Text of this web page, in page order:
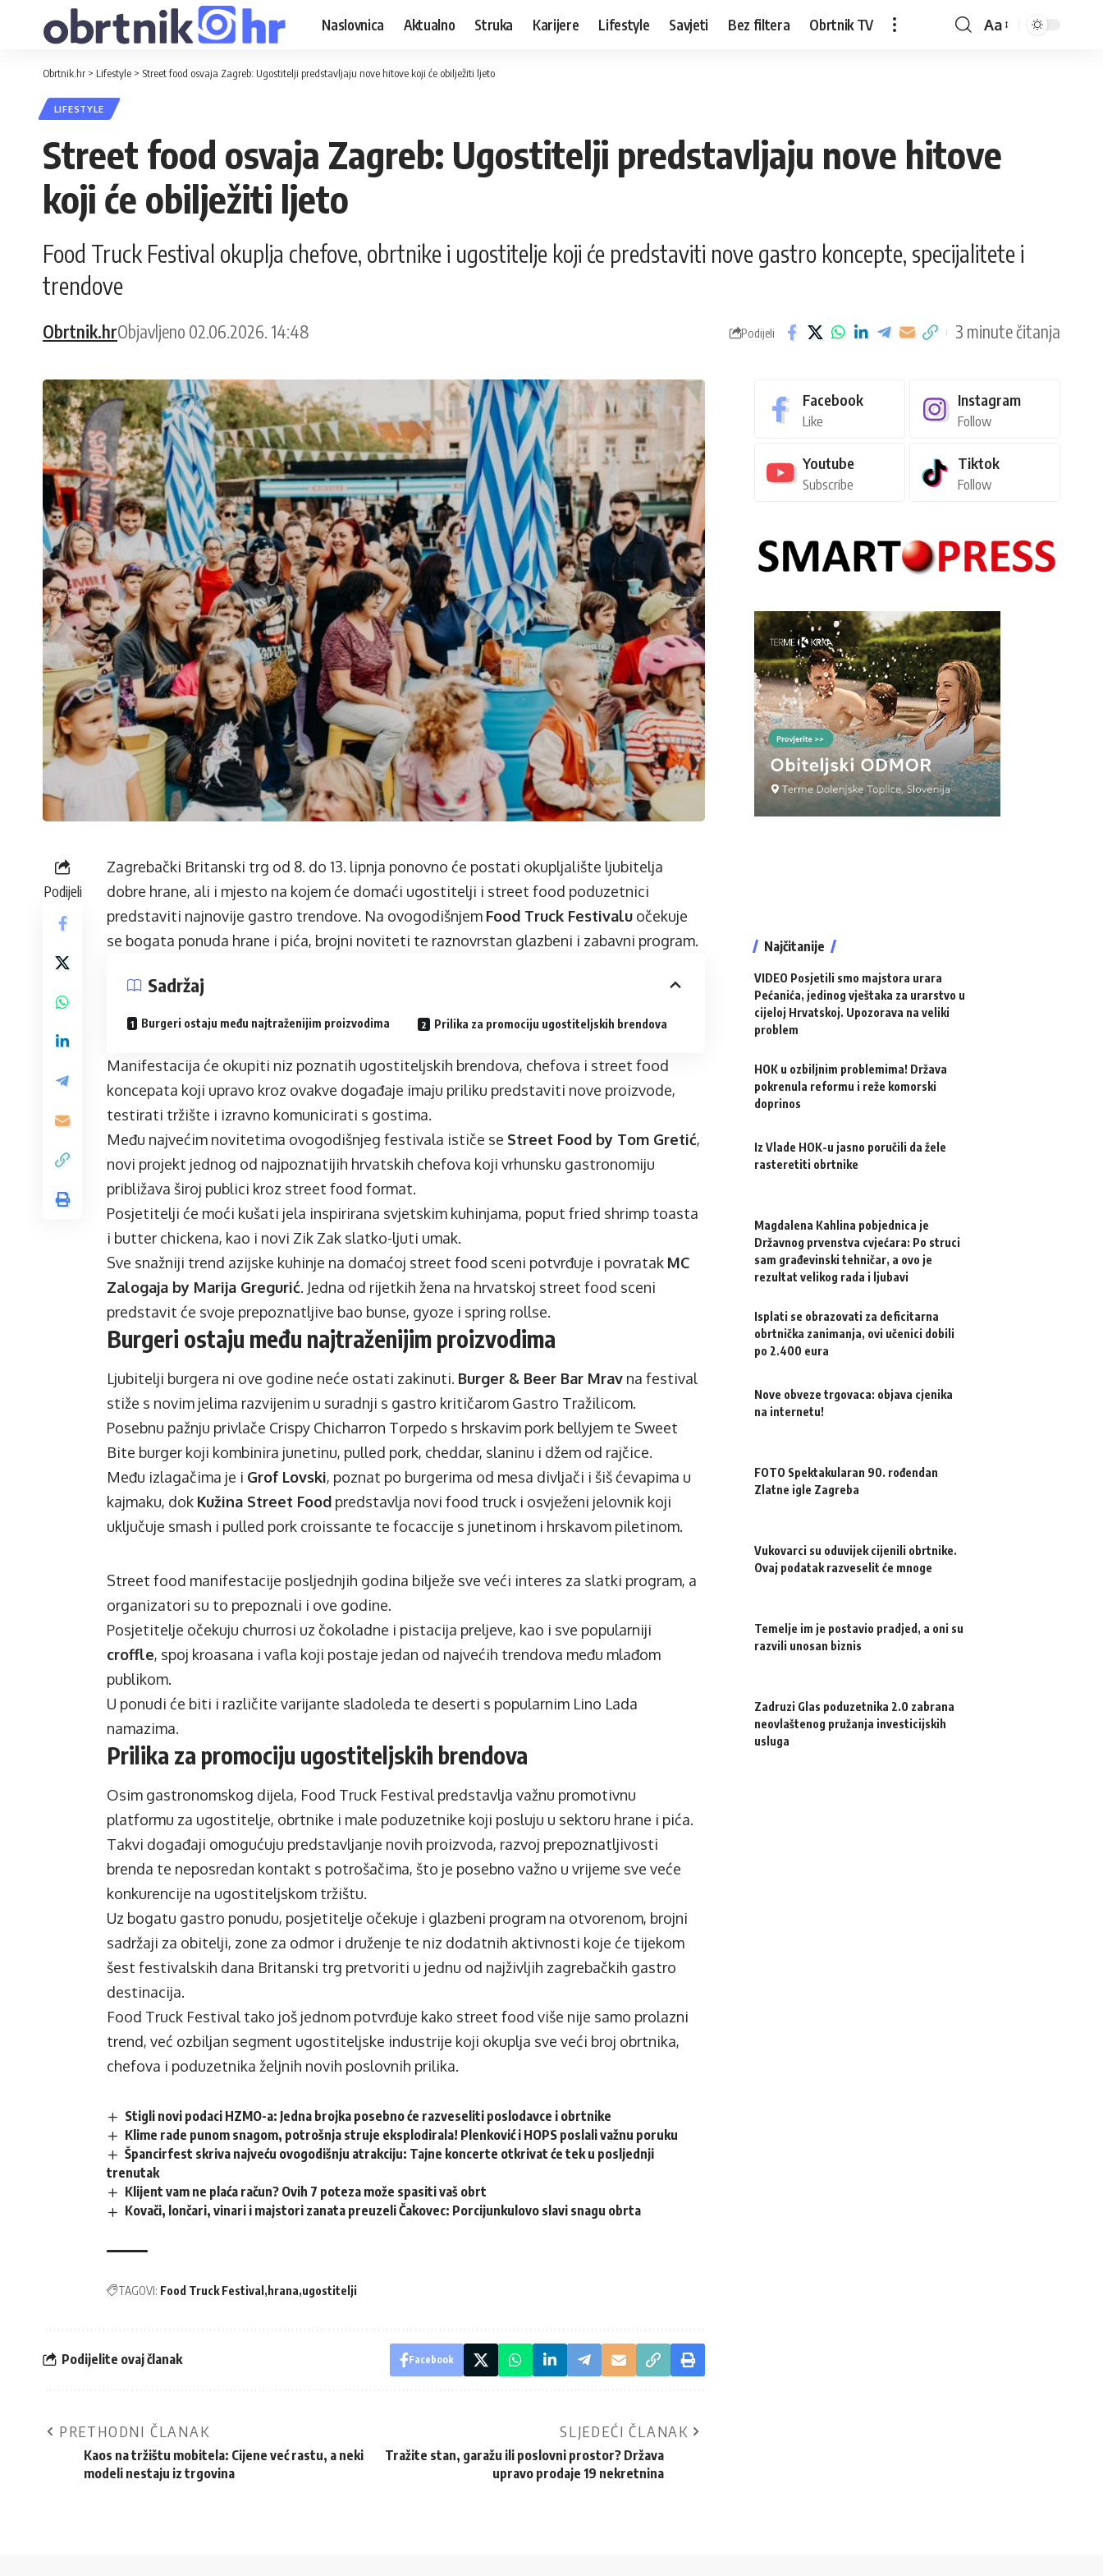
Naslovnica Aktualno Struka Karijere Lifestyle Savjeti Bez filtera Obrtnik TV Aa
Obrtnik.hr > Lifestyle > Street food osvaja Zagreb: Ugostitelji predstavljaju nove hitove koji će obilježiti ljeto
LIFESTYLE
Street food osvaja Zagreb: Ugostitelji predstavljaju nove hitove
koji će obilježiti ljeto
Food Truck Festival okuplja chefove, obrtnike i ugostitelje koji će predstaviti nove gastro koncepte, specijalitete i
trendove
Obrtnik.hrObjavljeno 02.06.2026. 14:48 Podijeli 3 minute čitanja
Podijeli
Zagrebački Britanski trg od 8. do 13. lipnja ponovno će postati okupljalište ljubitelja
dobre hrane, ali i mjesto na kojem će domaći ugostitelji i street food poduzetnici
predstaviti najnovije gastro trendove. Na ovogodišnjem Food Truck Festivalu očekuje
se bogata ponuda hrane i pića, brojni noviteti te raznovrstan glazbeni i zabavni program.
Sadržaj
Burgeri ostaju među najtraženijim proizvodima Prilika za promociju ugostiteljskih brendova
Manifestacija će okupiti niz poznatih ugostiteljskih brendova, chefova i street food
koncepata koji upravo kroz ovakve događaje imaju priliku predstaviti nove proizvode,
testirati tržište i izravno komunicirati s gostima.
Među najvećim novitetima ovogodišnjeg festivala ističe se Street Food by Tom Gretić,
novi projekt jednog od najpoznatijih hrvatskih chefova koji vrhunsku gastronomiju
približava široj publici kroz street food format.
Posjetitelji će moći kušati jela inspirirana svjetskim kuhinjama, poput fried shrimp toasta
i butter chickena, kao i novi Zik Zak slatko-ljuti umak.
Sve snažniji trend azijske kuhinje na domaćoj street food sceni potvrđuje i povratak MC
Zalogaja by Marija Gregurić. Jedna od rijetkih žena na hrvatskoj street food sceni
predstavit će svoje prepoznatljive bao bunse, gyoze i spring rollse.
Burgeri ostaju među najtraženijim proizvodima
Ljubitelji burgera ni ove godine neće ostati zakinuti. Burger & Beer Bar Mrav na festival
stiže s novim jelima razvijenim u suradnji s gastro kritičarom Gastro Tražilicom.
Posebnu pažnju privlače Crispy Chicharron Torpedo s hrskavim pork bellyjem te Sweet
Bite burger koji kombinira junetinu, pulled pork, cheddar, slaninu i džem od rajčice.
Među izlagačima je i Grof Lovski, poznat po burgerima od mesa divljači i šiš ćevapima u
kajmaku, dok Kužina Street Food predstavlja novi food truck i osvježeni jelovnik koji
uključuje smash i pulled pork croissante te focaccije s junetinom i hrskavom piletinom.
Street food manifestacije posljednjih godina bilježe sve veći interes za slatki program, a
organizatori su to prepoznali i ove godine.
Posjetitelje očekuju churrosi uz čokoladne i pistacija preljeve, kao i sve popularniji
croffle, spoj kroasana i vafla koji postaje jedan od najvećih trendova među mlađom
publikom.
U ponudi će biti i različite varijante sladoleda te deserti s popularnim Lino Lada
namazima.
Prilika za promociju ugostiteljskih brendova
Osim gastronomskog dijela, Food Truck Festival predstavlja važnu promotivnu
platformu za ugostitelje, obrtnike i male poduzetnike koji posluju u sektoru hrane i pića.
Takvi događaji omogućuju predstavljanje novih proizvoda, razvoj prepoznatljivosti
brenda te neposredan kontakt s potrošačima, što je posebno važno u vrijeme sve veće
konkurencije na ugostiteljskom tržištu.
Uz bogatu gastro ponudu, posjetitelje očekuje i glazbeni program na otvorenom, brojni
sadržaji za obitelji, zone za odmor i druženje te niz dodatnih aktivnosti koje će tijekom
šest festivalskih dana Britanski trg pretvoriti u jednu od najživljih zagrebačkih gastro
destinacija.
Food Truck Festival tako još jednom potvrđuje kako street food više nije samo prolazni
trend, već ozbiljan segment ugostiteljske industrije koji okuplja sve veći broj obrtnika,
chefova i poduzetnika željnih novih poslovnih prilika.
Stigli novi podaci HZMO-a: Jedna brojka posebno će razveseliti poslodavce i obrtnike
Klime rade punom snagom, potrošnja struje eksplodirala! Plenković i HOPS poslali važnu poruku
Špancirfest skriva najveću ovogodišnju atrakciju: Tajne koncerte otkrivat će tek u posljednji
trenutak
Klijent vam ne plaća račun? Ovih 7 poteza može spasiti vaš obrt
Kovači, lončari, vinari i majstori zanata preuzeli Čakovec: Porcijunkulovo slavi snagu obrta
TAGOVI: Food Truck Festival hrana ugostitelji
Podijelite ovaj članak Facebook
PRETHODNI ČLANAK
Kaos na tržištu mobitela: Cijene već rastu, a neki
modeli nestaju iz trgovina
SLJEDEĆI ČLANAK
Tražite stan, garažu ili poslovni prostor? Država
upravo prodaje 19 nekretnina
Facebook
Like
Instagram
Follow
Youtube
Subscribe
Tiktok
Follow
Najčitanije
VIDEO Posjetili smo majstora urara
Pećanića, jedinog vještaka za urarstvo u
cijeloj Hrvatskoj. Upozorava na veliki
problem
HOK u ozbiljnim problemima! Država
pokrenula reformu i reže komorski
doprinos
Iz Vlade HOK-u jasno poručili da žele
rasteretiti obrtnike
Magdalena Kahlina pobjednica je
Državnog prvenstva cvjećara: Po struci
sam građevinski tehničar, a ovo je
rezultat velikog rada i ljubavi
Isplati se obrazovati za deficitarna
obrtnička zanimanja, ovi učenici dobili
po 2.400 eura
Nove obveze trgovaca: objava cjenika
na internetu!
FOTO Spektakularan 90. rođendan
Zlatne igle Zagreba
Vukovarci su oduvijek cijenili obrtnike.
Ovaj podatak razveselit će mnoge
Temelje im je postavio pradjed, a oni su
razvili unosan biznis
Zadruzi Glas poduzetnika 2.0 zabrana
neovlaštenog pružanja investicijskih
usluga